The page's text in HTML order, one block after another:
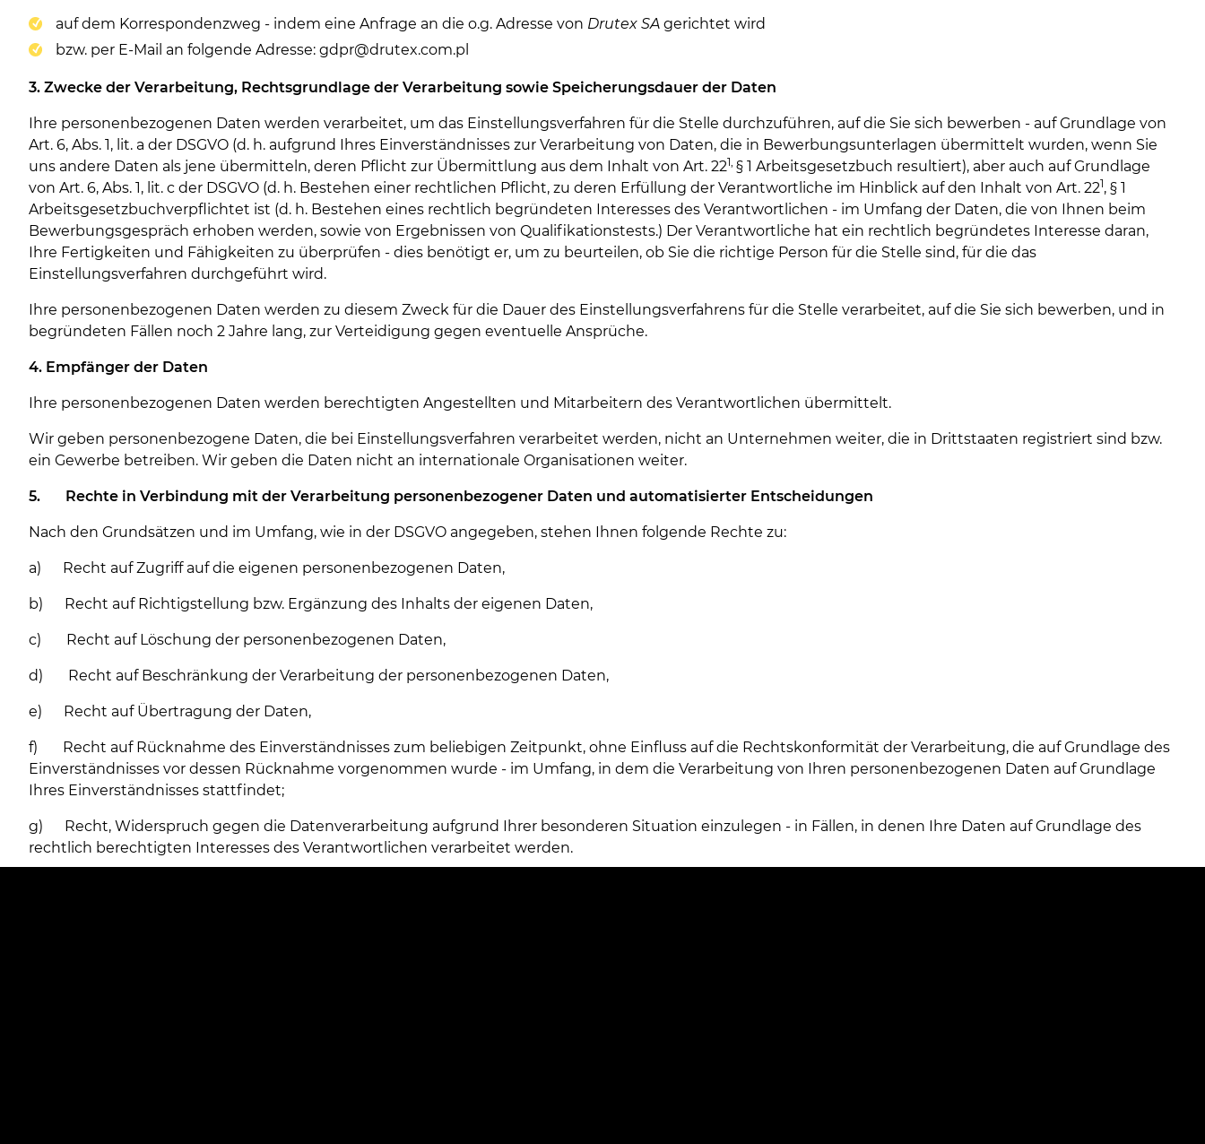
auf dem Korrespondenzweg - indem eine Anfrage an die o.g. Adresse von Drutex SA gerichtet wird
bzw. per E-Mail an folgende Adresse: gdpr@drutex.com.pl
3. Zwecke der Verarbeitung, Rechtsgrundlage der Verarbeitung sowie Speicherungsdauer der Daten
Ihre personenbezogenen Daten werden verarbeitet, um das Einstellungsverfahren für die Stelle durchzuführen, auf die Sie sich bewerben - auf Grundlage von
Art. 6, Abs. 1, lit. a der DSGVO (d. h. aufgrund Ihres Einverständnisses zur Verarbeitung von Daten, die in Bewerbungsunterlagen übermittelt wurden, wenn Sie
uns andere Daten als jene übermitteln, deren Pflicht zur Übermittlung aus dem Inhalt von Art. 221, § 1 Arbeitsgesetzbuch resultiert), aber auch auf Grundlage
von Art. 6, Abs. 1, lit. c der DSGVO (d. h. Bestehen einer rechtlichen Pflicht, zu deren Erfüllung der Verantwortliche im Hinblick auf den Inhalt von Art. 221, § 1
Arbeitsgesetzbuchverpflichtet ist (d. h. Bestehen eines rechtlich begründeten Interesses des Verantwortlichen - im Umfang der Daten, die von Ihnen beim
Bewerbungsgespräch erhoben werden, sowie von Ergebnissen von Qualifikationstests.) Der Verantwortliche hat ein rechtlich begründetes Interesse daran,
Ihre Fertigkeiten und Fähigkeiten zu überprüfen - dies benötigt er, um zu beurteilen, ob Sie die richtige Person für die Stelle sind, für die das
Einstellungsverfahren durchgeführt wird.
Ihre personenbezogenen Daten werden zu diesem Zweck für die Dauer des Einstellungsverfahrens für die Stelle verarbeitet, auf die Sie sich bewerben, und in
begründeten Fällen noch 2 Jahre lang, zur Verteidigung gegen eventuelle Ansprüche.
4. Empfänger der Daten
Ihre personenbezogenen Daten werden berechtigten Angestellten und Mitarbeitern des Verantwortlichen übermittelt.
Wir geben personenbezogene Daten, die bei Einstellungsverfahren verarbeitet werden, nicht an Unternehmen weiter, die in Drittstaaten registriert sind bzw.
ein Gewerbe betreiben. Wir geben die Daten nicht an internationale Organisationen weiter.
5. Rechte in Verbindung mit der Verarbeitung personenbezogener Daten und automatisierter Entscheidungen
Nach den Grundsätzen und im Umfang, wie in der DSGVO angegeben, stehen Ihnen folgende Rechte zu:
a) Recht auf Zugriff auf die eigenen personenbezogenen Daten,
b) Recht auf Richtigstellung bzw. Ergänzung des Inhalts der eigenen Daten,
c) Recht auf Löschung der personenbezogenen Daten,
d) Recht auf Beschränkung der Verarbeitung der personenbezogenen Daten,
e) Recht auf Übertragung der Daten,
f) Recht auf Rücknahme des Einverständnisses zum beliebigen Zeitpunkt, ohne Einfluss auf die Rechtskonformität der Verarbeitung, die auf Grundlage des
Einverständnisses vor dessen Rücknahme vorgenommen wurde - im Umfang, in dem die Verarbeitung von Ihren personenbezogenen Daten auf Grundlage
Ihres Einverständnisses stattfindet;
g) Recht, Widerspruch gegen die Datenverarbeitung aufgrund Ihrer besonderen Situation einzulegen - in Fällen, in denen Ihre Daten auf Grundlage des
rechtlich berechtigten Interesses des Verantwortlichen verarbeitet werden.